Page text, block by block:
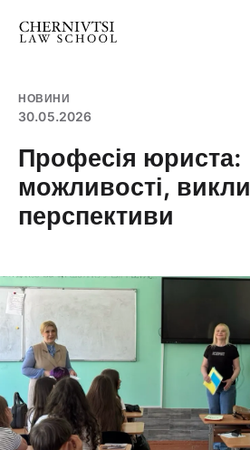
НОВИНИ
30.05.2026
Професія юриста:
можливості,
перспективи